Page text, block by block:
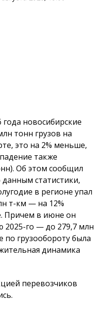
новосибирские
тонн грузов на
это на 2% меньше,
также
Об этом сообщил
данным статистики,
в регионе упал
т-км — на 12%
Причем в июне он
2025-го — до 279,7 млн
по грузообороту была
динамика
перевозчиков